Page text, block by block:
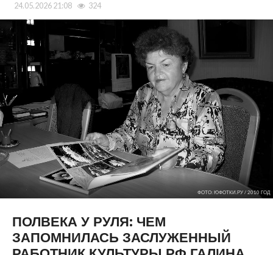
24.05.2026 21:08 324
ФОТО: ЮФОТКИ.РУ / 2010 ГОД
ПОЛВЕКА У РУЛЯ: ЧЕМ
ЗАПОМНИЛАСЬ ЗАСЛУЖЕННЫЙ